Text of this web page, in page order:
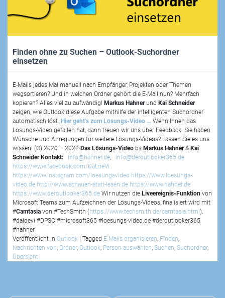
Finden ohne zu Suchen – Outlook-Suchordner
einsetzen
E-Mails jedes Mal manuell nach Empfänger, Projekten oder Themen
wegsortieren? Und in welchen Ordner gehört die E-Mail nun? Mehrfach
kopieren? Alles viel zu aufwändig! Markus Hahnerund Kai Schneider
zeigen, wie Outlook diese Aufgabe mithilfe der intelligenten Suchordner
automatisch löst. Hier geht’s zum Lösungs-Video … Wenn Ihnen das
Lösungs-Video gefallen hat, dann freuen wir uns über Feedback. Sie haben
Wünsche und Anregungen für weitere Lösungs-Videos? Lassen Sie es uns
wissen! (C) 2020 – 2022 Das Lösungs-Video by Markus Hahner& Kai
Schneider Kontakt: info@hahner.de, info@deroutlooker365.de
https://www.facebook.com/DaLoeVi
https://www.instagram.com/loesungsvideo https://www.loesungs-
video.de http://www.schauen-statt-lesen.de https://www.hahner.de
https://www.deroutlooker365.de Wir nutzen die Liveereignis-Funktion von
Microsoft Teams zum Aufzeichnen der Lösungs-Videos, finalisiert wird mit
#Camtasia von #TechSmith (https://www.techsmith.de/camtasia.html).
#daloevi #DPSC #microsoft365 #loesungs-video.de #deroutlooker365
#hahner
Veröffentlicht in Outlook | Tagged E-Mails organisieren, Finden,
Nachrichten von, Ordner, Outlook, Person auswählen, Suchen, Suchordner,
Übersicht